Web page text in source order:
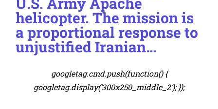
helicopter. The mission is
a proportional response to
unjustified Iranian…
googletag.cmd.push(function() {
googletag.display(‘300x250_middle_2’); });